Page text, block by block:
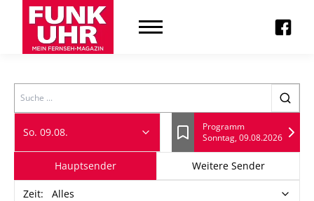
Search
So. 09.08. Lesezeichen
Programm
Sonntag, 09.08.2026
Hauptsender Weitere Sender
Zeit: Alles